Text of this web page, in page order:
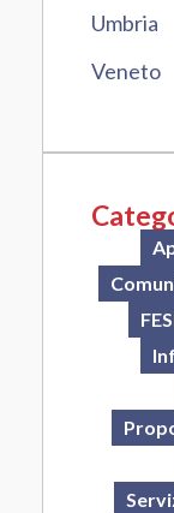
Umbria
Veneto